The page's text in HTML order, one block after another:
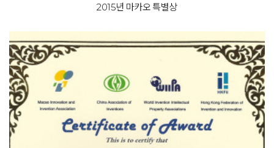
2015년 마카오 특별상